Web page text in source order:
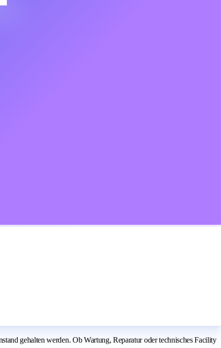
gehalten werden. Ob Wartung, Reparatur oder technisches Facility